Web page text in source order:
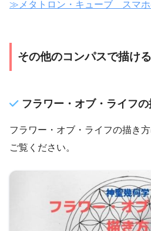
≫メタトロン・キューブ スマホ
その他のコンパスで描け
フラワー・オブ・ライフ
フラワー・オブ・ライフの描き
ご覧ください。